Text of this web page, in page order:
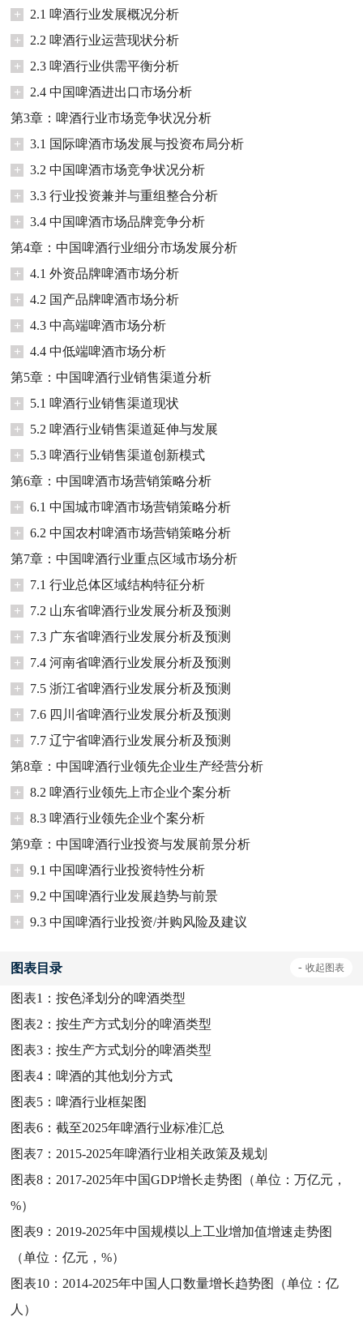
+
2.1 啤酒行业发展概况分析
+
2.2 啤酒行业运营现状分析
+
2.3 啤酒行业供需平衡分析
+
2.4 中国啤酒进出口市场分析
第3章：啤酒行业市场竞争状况分析
+
3.1 国际啤酒市场发展与投资布局分析
+
3.2 中国啤酒市场竞争状况分析
+
3.3 行业投资兼并与重组整合分析
+
3.4 中国啤酒市场品牌竞争分析
第4章：中国啤酒行业细分市场发展分析
+
4.1 外资品牌啤酒市场分析
+
4.2 国产品牌啤酒市场分析
+
4.3 中高端啤酒市场分析
+
4.4 中低端啤酒市场分析
第5章：中国啤酒行业销售渠道分析
+
5.1 啤酒行业销售渠道现状
+
5.2 啤酒行业销售渠道延伸与发展
+
5.3 啤酒行业销售渠道创新模式
第6章：中国啤酒市场营销策略分析
+
6.1 中国城市啤酒市场营销策略分析
+
6.2 中国农村啤酒市场营销策略分析
第7章：中国啤酒行业重点区域市场分析
+
7.1 行业总体区域结构特征分析
+
7.2 山东省啤酒行业发展分析及预测
+
7.3 广东省啤酒行业发展分析及预测
+
7.4 河南省啤酒行业发展分析及预测
+
7.5 浙江省啤酒行业发展分析及预测
+
7.6 四川省啤酒行业发展分析及预测
+
7.7 辽宁省啤酒行业发展分析及预测
第8章：中国啤酒行业领先企业生产经营分析
+
8.2 啤酒行业领先上市企业个案分析
+
8.3 啤酒行业领先企业个案分析
第9章：中国啤酒行业投资与发展前景分析
+
9.1 中国啤酒行业投资特性分析
+
9.2 中国啤酒行业发展趋势与前景
+
9.3 中国啤酒行业投资/并购风险及建议
图表目录 - 收起图表
图表1：按色泽划分的啤酒类型
图表2：按生产方式划分的啤酒类型
图表3：按生产方式划分的啤酒类型
图表4： 啤酒的其他划分方式
图表5： 啤酒行业框架图
图表6：截至2025年啤酒行业标准汇总
图表7： 2015-2025年啤酒行业相关政策及规划
图表8： 2017-2025年中国GDP增长走势图（单位：万亿元，
%）
图表9： 2019-2025年中国规模以上工业增加值增速走势图
（单位：亿元，%）
图表10： 2014-2025年中国人口数量增长趋势图（单位：亿
人）